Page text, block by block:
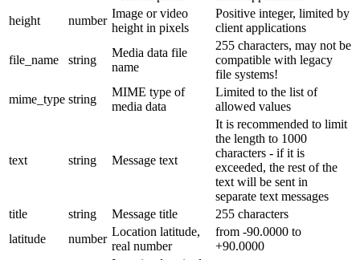
height
number
Image or video
height in pixels
Positive integer, limited by
client applications
file_name string
Media data file
name
255 characters, may not be
compatible with legacy
file systems!
mime_type string
MIME type of
media data
Limited to the list of
allowed values
text string Message text
It is recommended to limit
the length to 1000
characters - if it is
exceeded, the rest of the
text will be sent in
separate text messages
title
string Message title
255 characters
latitude
number
Location latitude,
real number
from -90.0000 to
+90.0000